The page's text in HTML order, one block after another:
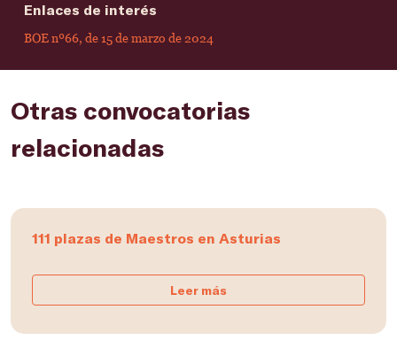
Enlaces de interés
BOE nº66, de 15 de marzo de 2024
Otras convocatorias
relacionadas
111 plazas de Maestros en Asturias
Leer más